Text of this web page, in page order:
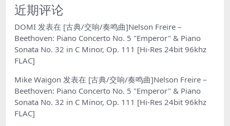
近期评论
DOMI 发表在 [古典/交响/奏鸣曲]Nelson Freire –
Beethoven: Piano Concerto No. 5 "Emperor" & Piano
Sonata No. 32 in C Minor, Op. 111 [Hi-Res 24bit 96khz
FLAC]
Mike Waigon 发表在 [古典/交响/奏鸣曲]Nelson Freire –
Beethoven: Piano Concerto No. 5 "Emperor" & Piano
Sonata No. 32 in C Minor, Op. 111 [Hi-Res 24bit 96khz
FLAC]